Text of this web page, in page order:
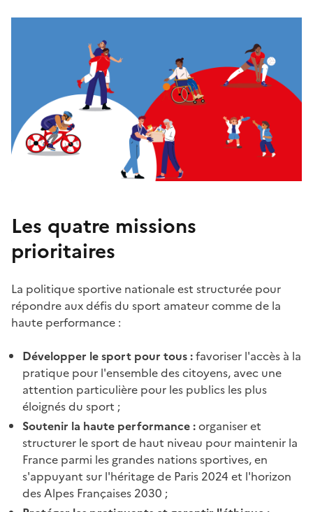
Les quatre missions
prioritaires
La politique sportive nationale est structurée pour
répondre aux défis du sport amateur comme de la
haute performance :
Développer le sport pour tous :favoriser l'accès à la
pratique pour l'ensemble des citoyens, avec une
attention particulière pour les publics les plus
éloignés du sport ;
Soutenir la haute performance :organiser et
structurer le sport de haut niveau pour maintenir la
France parmi les grandes nations sportives, en
s'appuyant sur l'héritage de Paris 2024 et l'horizon
des Alpes Françaises 2030 ;